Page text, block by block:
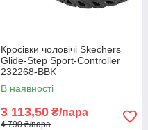
Кросівки чоловічі Skechers
Glide-Step Sport-Controller
232268-BBK
В наявності
3 113,50 ₴/пара
4 790 ₴/пара